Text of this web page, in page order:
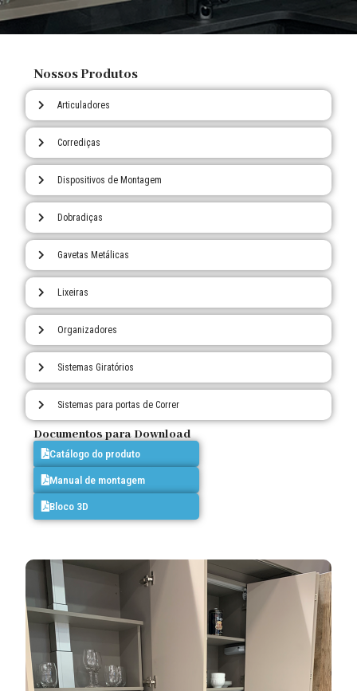
Nossos Produtos
Articuladores
Corrediças
Dispositivos de Montagem
Dobradiças
Gavetas Metálicas
Lixeiras
Organizadores
Sistemas Giratórios
Sistemas para portas de Correr
Documentos para Download
Catálogo do produto
Manual de montagem
Bloco 3D